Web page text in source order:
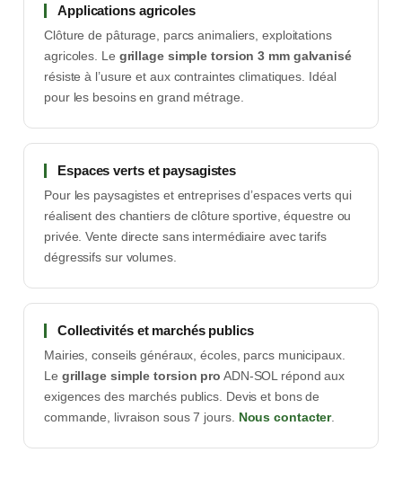
Applications agricoles
Clôture de pâturage, parcs animaliers, exploitations
agricoles. Le grillage simple torsion 3 mm galvanisé
résiste à l’usure et aux contraintes climatiques. Idéal
pour les besoins en grand métrage.
Espaces verts et paysagistes
Pour les paysagistes et entreprises d’espaces verts qui
réalisent des chantiers de clôture sportive, équestre ou
privée. Vente directe sans intermédiaire avec tarifs
dégressifs sur volumes.
Collectivités et marchés publics
Mairies, conseils généraux, écoles, parcs municipaux.
Le grillage simple torsion pro ADN-SOL répond aux
exigences des marchés publics. Devis et bons de
commande, livraison sous 7 jours. Nous contacter.